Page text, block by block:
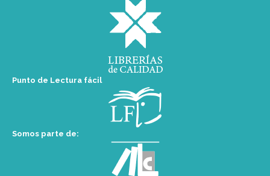
Punto de Lectura fácil
Somos parte de: